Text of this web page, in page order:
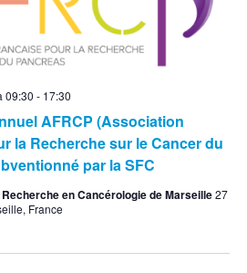
AFRCP (Association
la Recherche sur le Cancer du
par la SFC
09:30 - 17:30
en Cancérologie de Marseille27
France